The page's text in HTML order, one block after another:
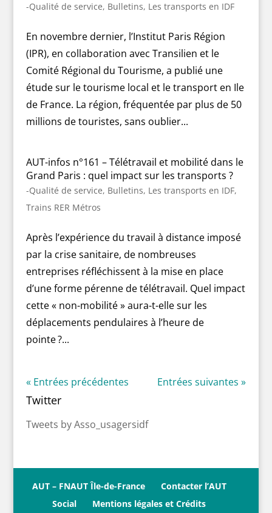
-Qualité de service, Bulletins, Les transports en IDF
En novembre dernier, l’Institut Paris Région
(IPR), en collaboration avec Transilien et le
Comité Régional du Tourisme, a publié une
étude sur le tourisme local et le transport en Ile
de France. La région, fréquentée par plus de 50
millions de touristes, sans oublier...
AUT-infos n°161 – Télétravail et mobilité dans le
Grand Paris : quel impact sur les transports ?
-Qualité de service, Bulletins, Les transports en IDF,
Trains RER Métros
Après l’expérience du travail à distance imposé
par la crise sanitaire, de nombreuses
entreprises réfléchissent à la mise en place
d’une forme pérenne de télétravail. Quel impact
cette « non-mobilité » aura-t-elle sur les
déplacements pendulaires à l’heure de
pointe ?...
« Entrées précédentes Entrées suivantes »
Twitter
Tweets by Asso_usagersidf
AUT – FNAUT Île-de-France
Contacter l’AUT
Social
Mentions légales et Crédits